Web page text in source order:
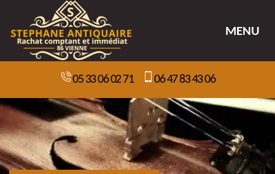
MENU
05 33 06 02 71 06 47 83 43 06